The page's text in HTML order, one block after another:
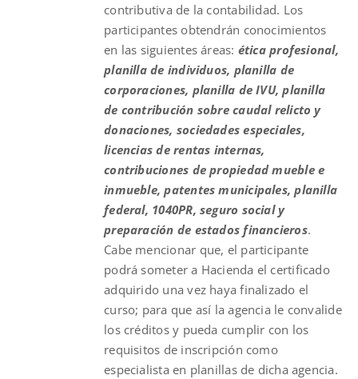
contributiva de la contabilidad. Los
participantes obtendrán conocimientos
en las siguientes áreas: ética profesional,
planilla de individuos, planilla de
corporaciones, planilla de IVU, planilla
de contribución sobre caudal relicto y
donaciones, sociedades especiales,
licencias de rentas internas,
contribuciones de propiedad mueble e
inmueble, patentes municipales, planilla
federal, 1040PR, seguro social y
preparación de estados financieros.
Cabe mencionar que, el participante
podrá someter a Hacienda el certificado
adquirido una vez haya finalizado el
curso; para que así la agencia le convalide
los créditos y pueda cumplir con los
requisitos de inscripción como
especialista en planillas de dicha agencia.